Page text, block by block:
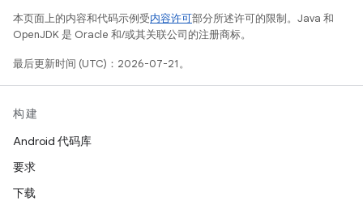
本页面上的内容和代码示例受内容许可部分所述许可的限制。Java 和
OpenJDK 是 Oracle 和/或其关联公司的注册商标。
最后更新时间 (UTC)：2026-07-21。
构建
Android 代码库
要求
下载